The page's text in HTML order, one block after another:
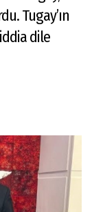
Tugay’ın
dile